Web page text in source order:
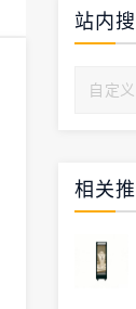
站内
相关